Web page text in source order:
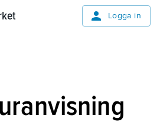
Logga in